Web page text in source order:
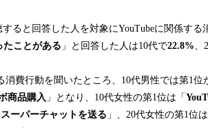
ると回答した人を対象にYouTubeに関係する
たことがある 」と回答した人は10代で22.8%、
費行動を聞いたところ、10代男性では第1位
商品購入 」となり、10代女性の第1位は「
スーパーチャットを送る 」、20代女性の第1位は